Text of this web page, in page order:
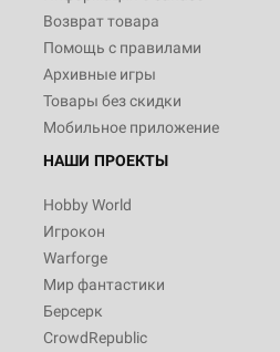
Возврат товара
Помощь с правилами
Архивные игры
Товары без скидки
Мобильное приложение
НАШИ ПРОЕКТЫ
Hobby World
Игрокон
Warforge
Мир фантастики
Берсерк
CrowdRepublic